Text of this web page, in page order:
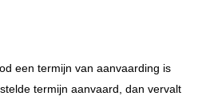
een termijn van aanvaarding is
termijn aanvaard, dan vervalt